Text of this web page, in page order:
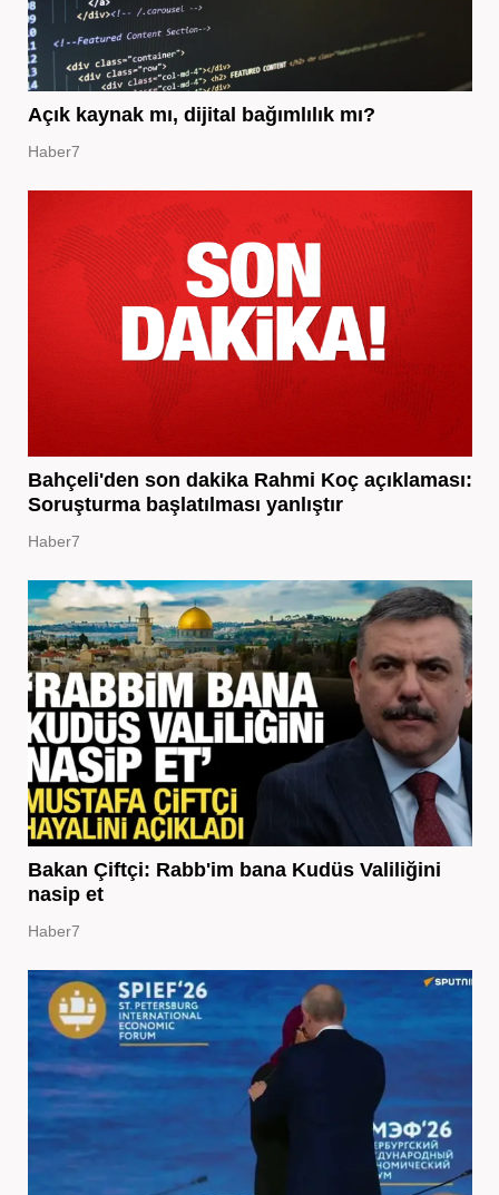
Açık kaynak mı, dijital bağımlılık mı?
Haber7
Bahçeli'den son dakika Rahmi Koç açıklaması:
Soruşturma başlatılması yanlıştır
Haber7
Bakan Çiftçi: Rabb'im bana Kudüs Valiliğini
nasip et
Haber7